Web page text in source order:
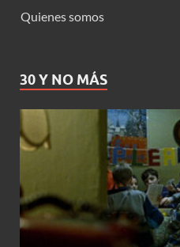
Quienes somos
30 Y NO MÁS